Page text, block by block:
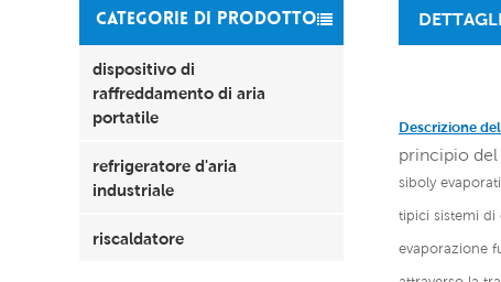
CATEGORIE DI PRODOTTO
dispositivo di
raffreddamento di aria
portatile
refrigeratore d'aria
industriale
riscaldatore
Descrizione
principio
siboly
tipici sistemi
evaporazione